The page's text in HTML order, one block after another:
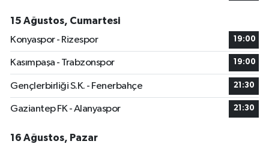
15 Ağustos, Cumartesi
Konyaspor - Rizespor
19:00
Kasımpaşa - Trabzonspor 19:00
Gençlerbirliği S.K. - Fenerbahçe 21:30
Gaziantep FK - Alanyaspor 21:30
16 Ağustos, Pazar